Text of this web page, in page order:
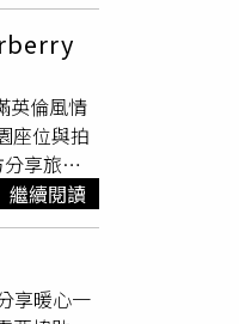
。她飾
內心情
而她也
但他始終
笑說，拍
七菜飾演
到這裡
到創作
願意理
》能成
立刻改
地在生
演戲心
的幽默經
最後變自
」而辛苦
校教書，
刻且難忘
大後我
陳姸霏
。另外，
的廁所，
所。」
英倫風情
座位與拍
享旅行
院風登
戰馬騎士
，可愛
人一起
看到姊姊
繼續閱讀
享暖心一